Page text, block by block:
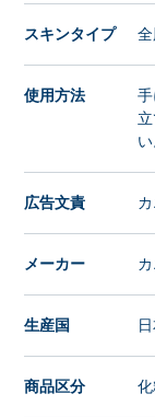
スキンタイプ
使用方法
い
広告文責
メーカー
生産国
商品区分